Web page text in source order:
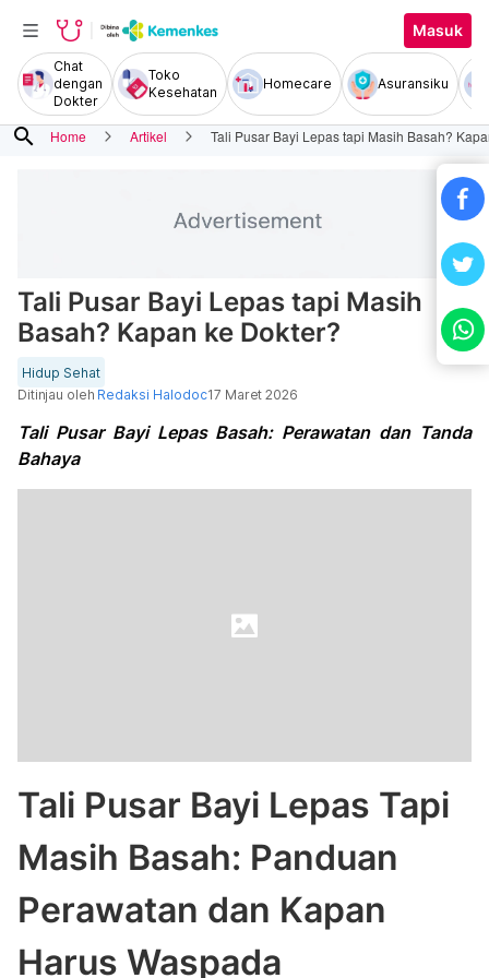
Masuk
Chat
dengan
Dokter
Toko
Kesehatan
Homecare Asuransiku
search Home Artikel Tali Pusar Bayi Lepas tapi Masih Basah?
Tali Pusar Bayi Lepas tapi Masih
Basah? Kapan ke Dokter?
Hidup Sehat
Ditinjau oleh Redaksi Halodoc17 Maret 2026
Tali Pusar Bayi Lepas Basah: Perawatan dan Tanda
Bahaya
Tali Pusar Bayi Lepas Tapi
Masih Basah: Panduan
Perawatan dan Kapan
Harus Waspada